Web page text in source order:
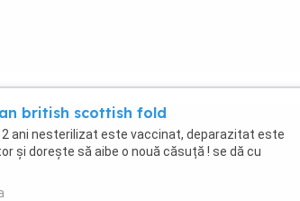
british scottish fold
ani nesterilizat este vaccinat, deparazitat este
și dorește să aibe o nouă căsuță ! se dă cu